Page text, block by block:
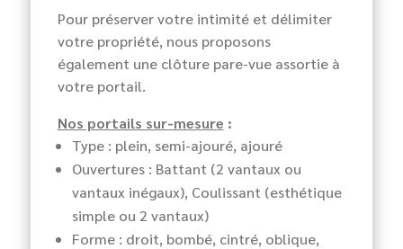
Pour préserver votre intimité et délimiter
votre propriété, nous proposons
également une clôture pare-vue assortie à
votre portail.
Nos portails sur-mesure :
Type : plein, semi-ajouré, ajouré
Ouvertures : Battant (2 vantaux ou
vantaux inégaux), Coulissant (esthétique
simple ou 2 vantaux)
Forme : droit, bombé, cintré, oblique,